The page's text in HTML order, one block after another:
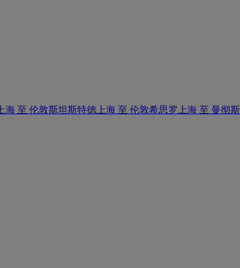
上海 至 伦敦斯坦斯特德 上海 至 伦敦希思罗 上海 至 曼彻